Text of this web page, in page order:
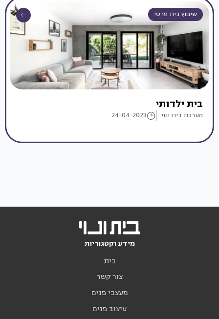
שיפוץ בית פרטי
בית ילדותי
מערכת בית ונוי 24-04-2023
מידע וקטגוריות
בית
צור קשר
מעצבי פנים
עיצוב פנים